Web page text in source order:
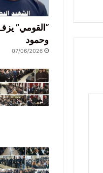
“القومي”
وحمود
07/06/2026